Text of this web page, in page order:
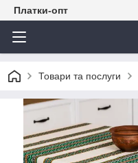
Платки-опт
Товари та послуги